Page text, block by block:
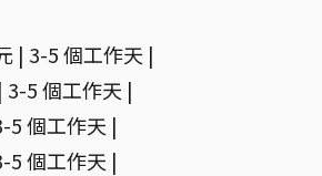
| 3-5 個工作天 |
3-5 個工作天 |
5 個工作天 |
5 個工作天 |